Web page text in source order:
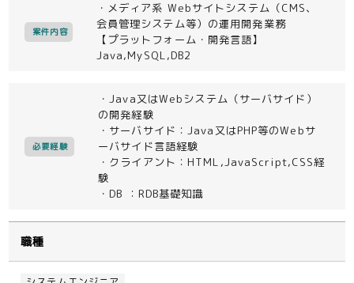
案件内容
・メディア系 Webサイトシステム（CMS、
会員管理システム等）の運用開発業務
【プラットフォーム・開発言語】
Java,MySQL,DB2
必要経験
・Java又はWebシステム（サーバサイド）
の開発経験
・サーバサイド：Java又はPHP等のWebサ
ーバサイド言語経験
・クライアント：HTML,JavaScript,CSS経
験
・DB ：RDB基礎知識
職種